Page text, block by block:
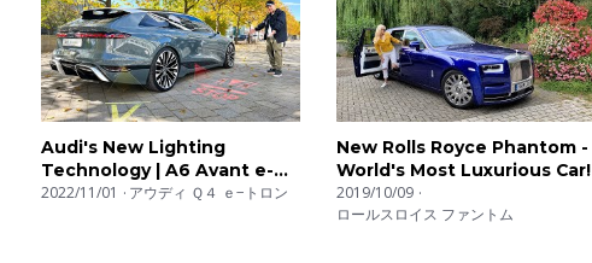
Audi's New Lighting
Technology | A6 Avant e-
Tron
2022/11/01 アウディ Ｑ４ ｅ−トロン
New Rolls Royce Phantom -
World's Most Luxurious Car!
2019/10/09
ロールスロイス ファントム